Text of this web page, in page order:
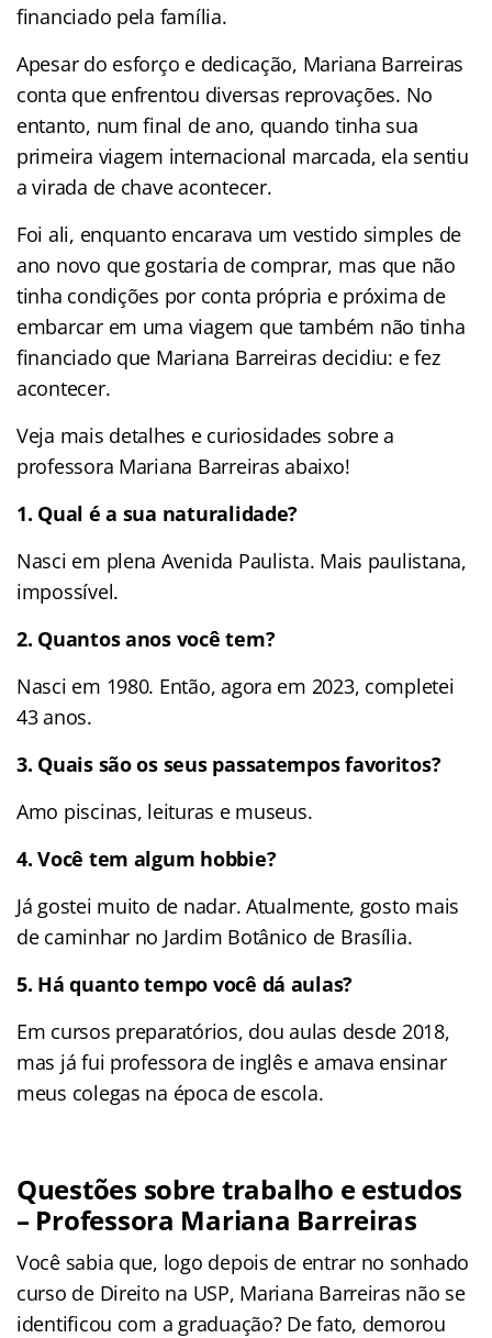
financiado pela família.
Apesar do esforço e dedicação, Mariana Barreiras
conta que enfrentou diversas reprovações. No
entanto, num final de ano, quando tinha sua
primeira viagem internacional marcada, ela sentiu
a virada de chave acontecer.
Foi ali, enquanto encarava um vestido simples de
ano novo que gostaria de comprar, mas que não
tinha condições por conta própria e próxima de
embarcar em uma viagem que também não tinha
financiado que Mariana Barreiras decidiu: e fez
acontecer.
Veja mais detalhes e curiosidades sobre a
professora Mariana Barreiras abaixo!
1. Qual é a sua naturalidade?
Nasci em plena Avenida Paulista. Mais paulistana,
impossível.
2. Quantos anos você tem?
Nasci em 1980. Então, agora em 2023, completei
43 anos.
3. Quais são os seus passatempos favoritos?
Amo piscinas, leituras e museus.
4. Você tem algum hobbie?
Já gostei muito de nadar. Atualmente, gosto mais
de caminhar no Jardim Botânico de Brasília.
5. Há quanto tempo você dá aulas?
Em cursos preparatórios, dou aulas desde 2018,
mas já fui professora de inglês e amava ensinar
meus colegas na época de escola.
Questões sobre trabalho e estudos
– Professora Mariana Barreiras
Você sabia que, logo depois de entrar no sonhado
curso de Direito na USP, Mariana Barreiras não se
identificou com a graduação? De fato, demorou